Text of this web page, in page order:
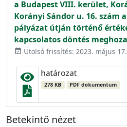
a Budapest VIII. kerület,
Korányi Sándor u. 16.
pályázat útján történő
kapcsolatos döntés
event_available Utolsó frissítés: 2023. május 17.
határozat
278 KB PDF dokumentum
Betekintő nézet